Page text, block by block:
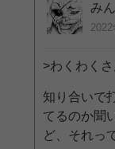
み
>わくわく
知り合いで
てるのか聞
ど、それっ